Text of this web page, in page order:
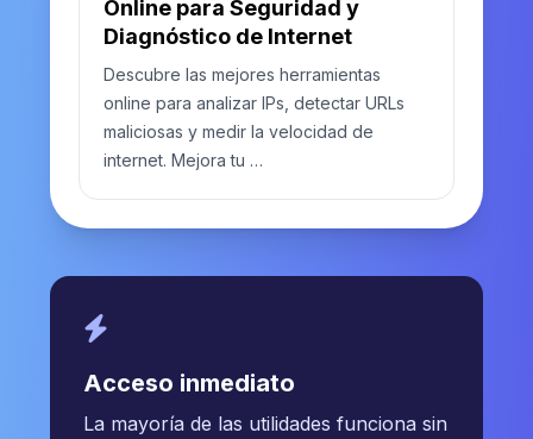
Online para Seguridad y
Diagnóstico de Internet
Descubre las mejores herramientas
online para analizar IPs, detectar URLs
maliciosas y medir la velocidad de
internet. Mejora tu …
Acceso inmediato
La mayoría de las utilidades funciona sin